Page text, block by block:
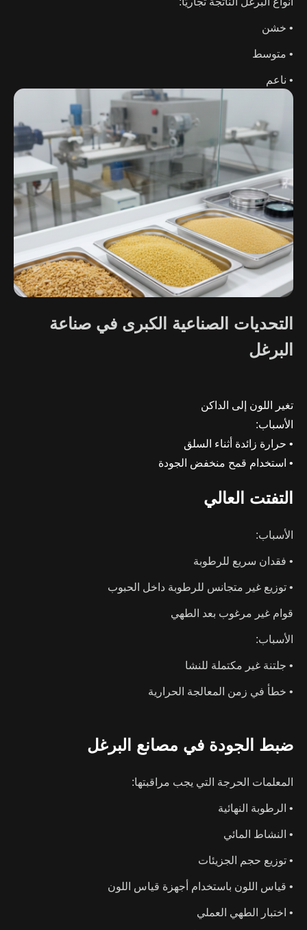
• خشن
• متوسط
• ناعم
التحديات الصناعية الكبرى في صناعة
البرغل
تغير اللون إلى الداكن
الأسباب:
• حرارة زائدة أثناء السلق
• استخدام قمح منخفض الجودة
التفتت العالي
الأسباب:
• فقدان سريع للرطوبة
• توزيع غير متجانس للرطوبة داخل الحبوب
قوام غير مرغوب بعد الطهي
الأسباب:
• جلتنة غير مكتملة للنشا
• خطأ في زمن المعالجة الحرارية
ضبط الجودة في مصانع البرغل
المعلمات الحرجة التي يجب مراقبتها:
• الرطوبة النهائية
• النشاط المائي
• توزيع حجم الجزيئات
• قياس اللون باستخدام أجهزة قياس اللون
• اختبار الطهي العملي